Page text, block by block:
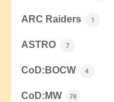
ARC Raiders 1
ASTRO 7
CoD:BOCW 4
CoD:MW 78